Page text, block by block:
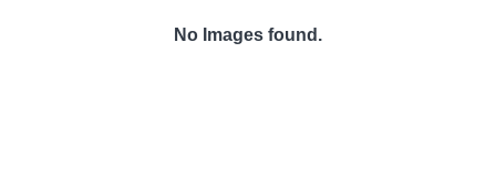
No Images found.